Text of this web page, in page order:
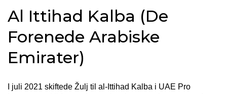
Al Ittihad Kalba (De
Forenede Arabiske
Emirater)
I juli 2021 skiftede Žulj til al-Ittihad Kalba i UAE Pro